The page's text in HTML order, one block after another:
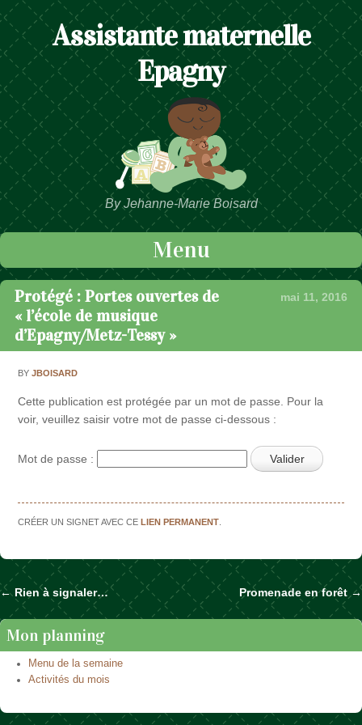
Assistante maternelle
Epagny
By Jehanne-Marie Boisard
Menu
Passer au contenu
Protégé : Portes ouvertes de
« l’école de musique
d’Epagny/Metz-Tessy »
mai 11, 2016
BYJBOISARD
Cette publication est protégée par un mot de passe. Pour la
voir, veuillez saisir votre mot de passe ci-dessous :
Mot de passe :
CRÉER UN SIGNET AVEC CELIEN PERMANENT
Naviguer dans les articles
←Rien à signaler… Promenade en forêt →
Mon planning
Menu de la semaine
Activités du mois